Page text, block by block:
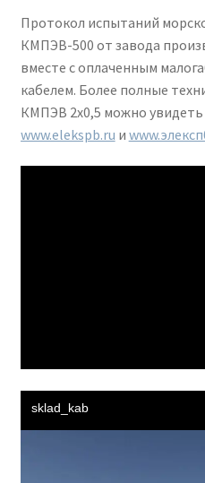
Протокол испытаний
КМПЭВ-500 от завода
вместе с оплаченным
кабелем. Более полные
КМПЭВ 2х0,5 можно увидеть
www.elekspb.ru и